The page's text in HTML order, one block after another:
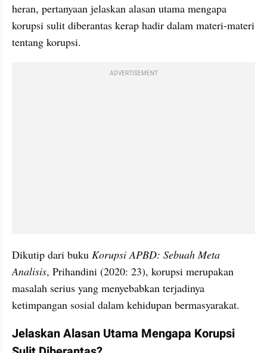
heran, pertanyaan jelaskan alasan utama mengapa
korupsi sulit diberantas kerap hadir dalam materi-materi
tentang korupsi.
ADVERTISEMENT
Dikutip dari buku Korupsi APBD: Sebuah Meta
Analisis, Prihandini (2020: 23), korupsi merupakan
masalah serius yang menyebabkan terjadinya
ketimpangan sosial dalam kehidupan bermasyarakat.
Jelaskan Alasan Utama Mengapa Korupsi